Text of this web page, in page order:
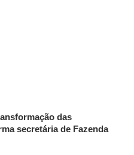
das
secretária de Fazenda